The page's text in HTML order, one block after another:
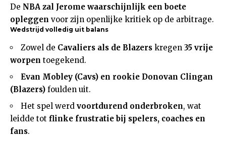
De NBA zal Jerome waarschijnlijk een boete
opleggen voor zijn openlijke kritiek op de arbitrage.
Wedstrijd volledig uit balans
Zowel de Cavaliers als de Blazers kregen 35 vrije
worpen toegekend.
Evan Mobley (Cavs) en rookie Donovan Clingan
(Blazers) foulden uit.
Het spel werd voortdurend onderbroken, wat
leidde tot flinke frustratie bij spelers, coaches en
fans.